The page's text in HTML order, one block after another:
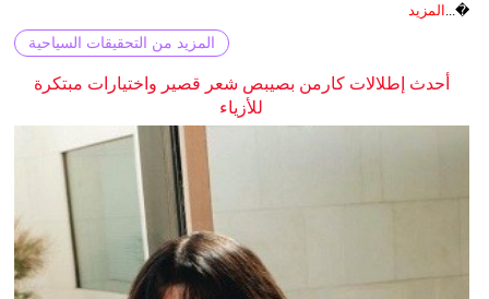
�... المزيد
المزيد من التحقيقات السياحية
أحدث إطلالات كارمن بصيبص شعر قصير واختيارات مبتكرة
للأزياء